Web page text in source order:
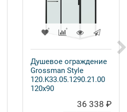
Душевое ограждение
Grossman Style
120.K33.05.1290.21.00
120x90
36 338 ₽